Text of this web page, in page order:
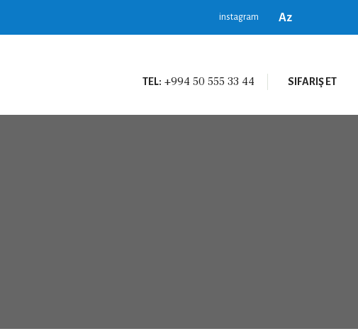
instagram Az
TEL: +994 50 555 33 44 SIFARIŞ ET